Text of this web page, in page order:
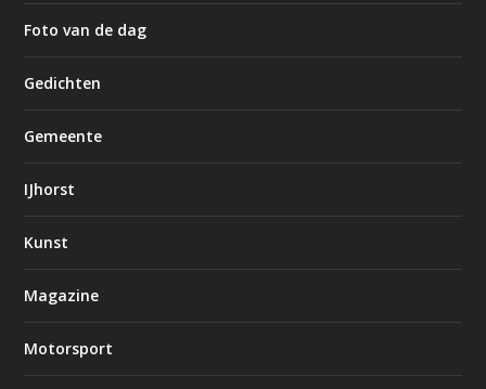
Foto van de dag
Gedichten
Gemeente
IJhorst
Kunst
Magazine
Motorsport